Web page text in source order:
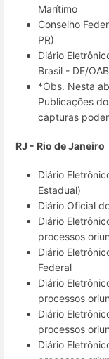
Marítimo
Conselho
PR)
Diário
Brasil - DE/
*Obs. Nesta
Publicações
capturas
RJ - Rio de Janeiro
Diário
Estadual)
Diário Oficial
Diário
processos
Diário
Federal
Diário
processos
Diário
processos
Diário